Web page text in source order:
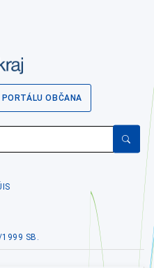
OBČANA
1999 SB.